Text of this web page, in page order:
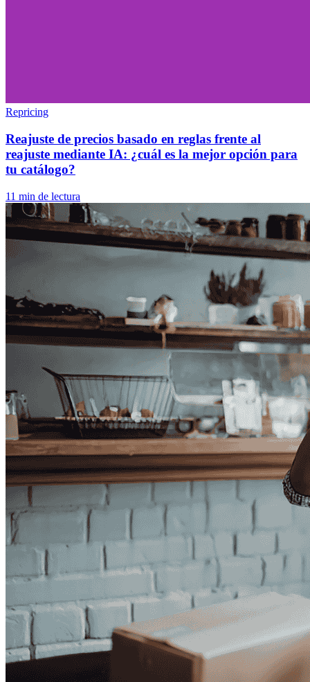
Repricing
Reajuste de precios basado en reglas frente al
reajuste mediante IA: ¿cuál es la mejor opción para
tu catálogo?
11 min de lectura